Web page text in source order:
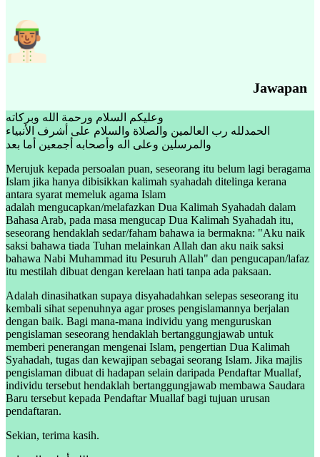
Jawapan
وعليكم السلام ورحمة الله وبركاته
الحمدلله رب العالمين والصلاة والسلام على أشرف الأنبياء
والمرسلين وعلى اله وأصحابه أجمعين أما بعد
Merujuk kepada persoalan puan, seseorang itu belum lagi beragama
Islam jika hanya dibisikkan kalimah syahadah ditelinga kerana
antara syarat memeluk agama Islam
adalah mengucapkan/melafazkan Dua Kalimah Syahadah dalam
Bahasa Arab, pada masa mengucap Dua Kalimah Syahadah itu,
seseorang hendaklah sedar/faham bahawa ia bermakna: "Aku naik
saksi bahawa tiada Tuhan melainkan Allah dan aku naik saksi
bahawa Nabi Muhammad itu Pesuruh Allah" dan pengucapan/lafaz
itu mestilah dibuat dengan kerelaan hati tanpa ada paksaan.
Adalah dinasihatkan supaya disyahadahkan selepas seseorang itu
kembali sihat sepenuhnya agar proses pengislamannya berjalan
dengan baik. Bagi mana-mana individu yang menguruskan
pengislaman seseorang hendaklah bertanggungjawab untuk
memberi penerangan mengenai Islam, pengertian Dua Kalimah
Syahadah, tugas dan kewajipan sebagai seorang Islam. Jika majlis
pengislaman dibuat di hadapan selain daripada Pendaftar Muallaf,
individu tersebut hendaklah bertanggungjawab membawa Saudara
Baru tersebut kepada Pendaftar Muallaf bagi tujuan urusan
pendaftaran.
Sekian, terima kasih.